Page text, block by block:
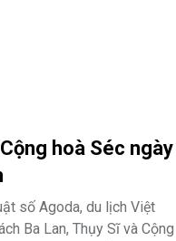
hoà Séc ngày
số Agoda, du lịch Việt
Ba Lan, Thụy Sĩ và Cộng